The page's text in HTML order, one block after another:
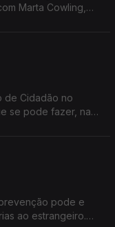
Marta Cowling,
de Cidadão no
se pode fazer, na
pode e
ao estrangeiro.